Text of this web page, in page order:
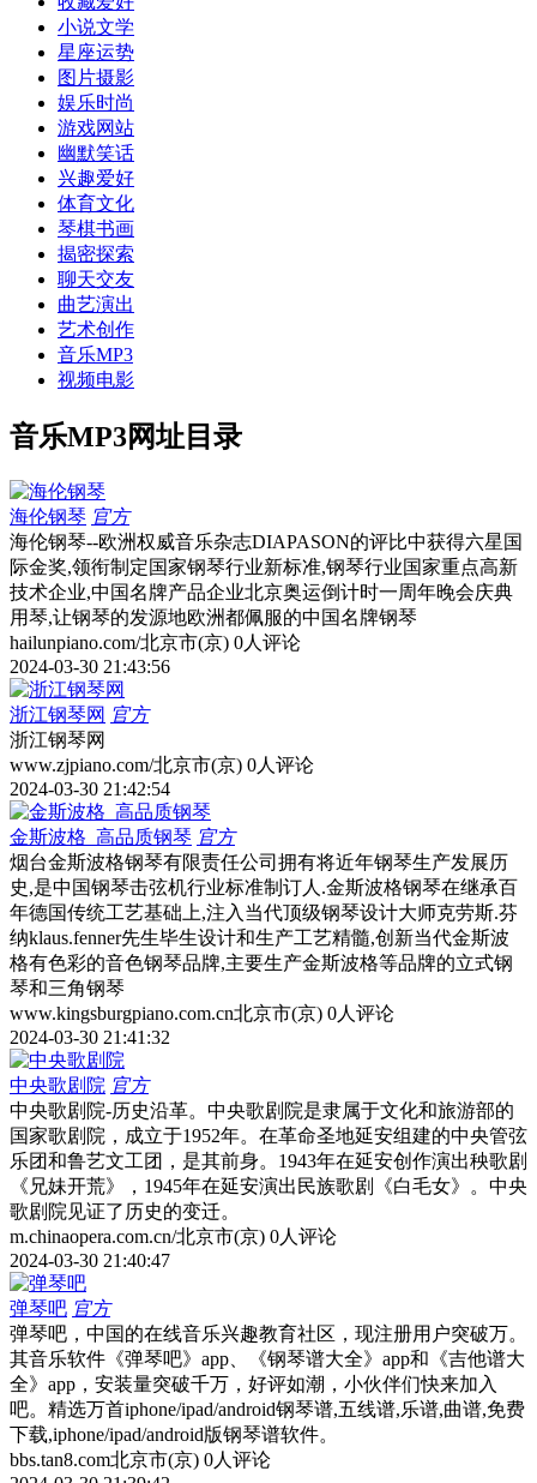
小说文学
星座运势
图片摄影
娱乐时尚
游戏网站
幽默笑话
兴趣爱好
体育文化
琴棋书画
揭密探索
聊天交友
曲艺演出
艺术创作
音乐MP3
视频电影
音乐MP3网址目录
海伦钢琴 官方
海伦钢琴--欧洲权威音乐杂志DIAPASON的评比中获得六星国
际金奖,领衔制定国家钢琴行业新标准,钢琴行业国家重点高新
技术企业,中国名牌产品企业北京奥运倒计时一周年晚会庆典
用琴,让钢琴的发源地欧洲都佩服的中国名牌钢琴
hailunpiano.com/北京市(京) 0人评论
2024-03-30 21:43:56
浙江钢琴网 官方
浙江钢琴网
www.zjpiano.com/北京市(京) 0人评论
2024-03-30 21:42:54
金斯波格_高品质钢琴 官方
烟台金斯波格钢琴有限责任公司拥有将近年钢琴生产发展历
史,是中国钢琴击弦机行业标准制订人.金斯波格钢琴在继承百
年德国传统工艺基础上,注入当代顶级钢琴设计大师克劳斯.芬
纳klaus.fenner先生毕生设计和生产工艺精髓,创新当代金斯波
格有色彩的音色钢琴品牌,主要生产金斯波格等品牌的立式钢
琴和三角钢琴
www.kingsburgpiano.com.cn北京市(京) 0人评论
2024-03-30 21:41:32
中央歌剧院 官方
中央歌剧院-历史沿革。中央歌剧院是隶属于文化和旅游部的
国家歌剧院，成立于1952年。在革命圣地延安组建的中央管弦
乐团和鲁艺文工团，是其前身。1943年在延安创作演出秧歌剧
《兄妹开荒》，1945年在延安演出民族歌剧《白毛女》。中央
歌剧院见证了历史的变迁。
m.chinaopera.com.cn/北京市(京) 0人评论
2024-03-30 21:40:47
弹琴吧 官方
弹琴吧，中国的在线音乐兴趣教育社区，现注册用户突破万。
其音乐软件《弹琴吧》app、《钢琴谱大全》app和《吉他谱大
全》app，安装量突破千万，好评如潮，小伙伴们快来加入
吧。精选万首iphone/ipad/android钢琴谱,五线谱,乐谱,曲谱,免费
下载,iphone/ipad/android版钢琴谱软件。
bbs.tan8.com北京市(京) 0人评论